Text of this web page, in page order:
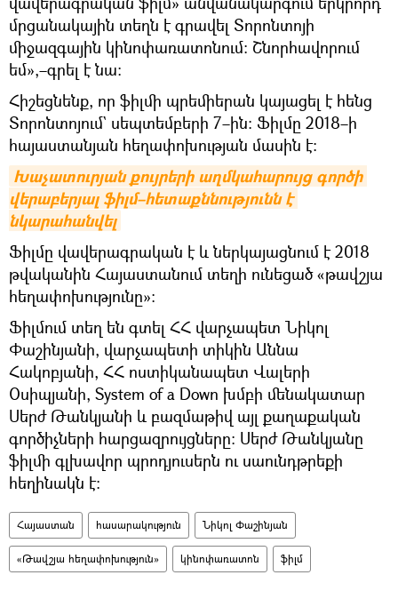
մրցանակային տեղն է գրավել Տորոնտոյի
միջազգային կինոփառատոնում։ Շնորհավորում
եմ»,–գրել է նա։
Հիշեցնենք, որ ֆիլմի պրեմիերան կայացել է հենց
Տորոնտոյում` սեպտեմբերի 7–ին։ Ֆիլմը 2018–ի
հայաստանյան հեղափոխության մասին է։
Խաչատուրյան քույրերի աղմկահարույց գործի
վերաբերյալ ֆիլմ–հետաքննությունն է
նկարահանվել
Ֆիլմը վավերագրական է և ներկայացնում է 2018
թվականին Հայաստանում տեղի ունեցած «թավշյա
հեղափոխությունը»։
Ֆիլմում տեղ են գտել ՀՀ վարչապետ Նիկոլ
Փաշինյանի, վարչապետի տիկին Աննա
Հակոբյանի, ՀՀ ոստիկանապետ Վալերի
Օսիպյանի, System of a Down խմբի մենակատար
Սերժ Թանկյանի և բազմաթիվ այլ քաղաքական
գործիչների հարցազրույցները։ Սերժ Թանկյանը
ֆիլմի գլխավոր պրոդյուսերն ու սաունդթրեքի
հեղինակն է:
Հայաստան հասարակություն Նիկոլ Փաշինյան
«Թավշյա հեղափոխություն» կինոփառատոն ֆիլմ